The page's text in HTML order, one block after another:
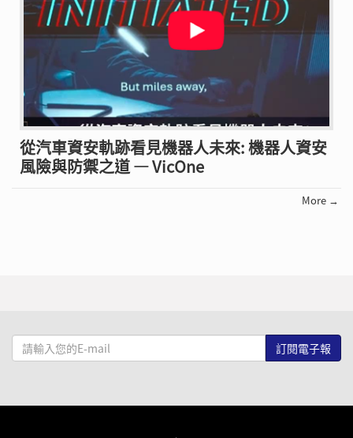
從汽車資安軌跡看見機器人未來: 機器人資安
風險與防禦之道 — VicOne
More →
請
輸